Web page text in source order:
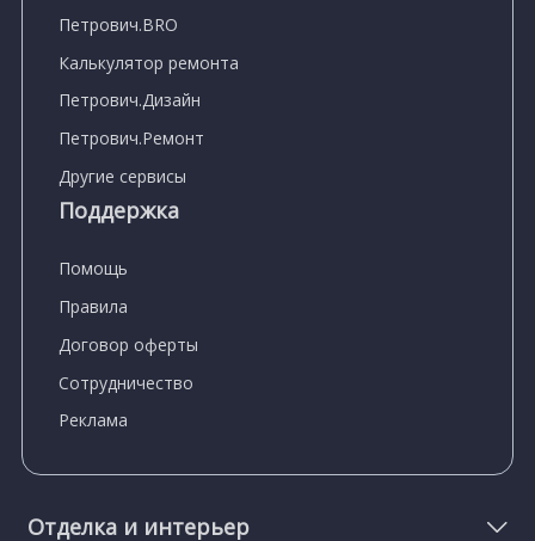
Петрович.BRO
Калькулятор ремонта
Петрович.Дизайн
Петрович.Ремонт
Другие сервисы
Поддержка
Помощь
Правила
Договор оферты
Сотрудничество
Реклама
Отделка и интерьер